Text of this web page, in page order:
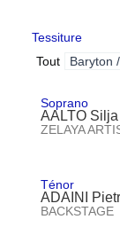
Tessiture
Baryton
Tout
Soprano
AALTO Silja
ZELAYA
Ténor
ADAINI
BACKSTAGE